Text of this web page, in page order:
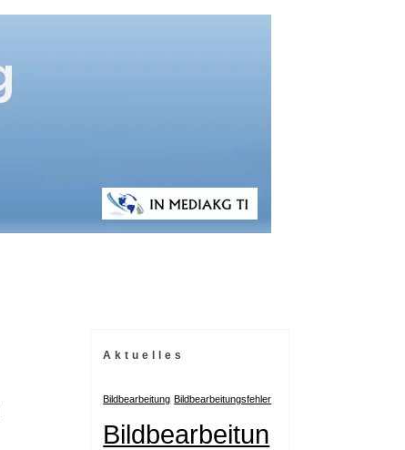
Aktuelles
Bildbearbeitung Bildbearbeitungsfehler
Bildbearbeitun